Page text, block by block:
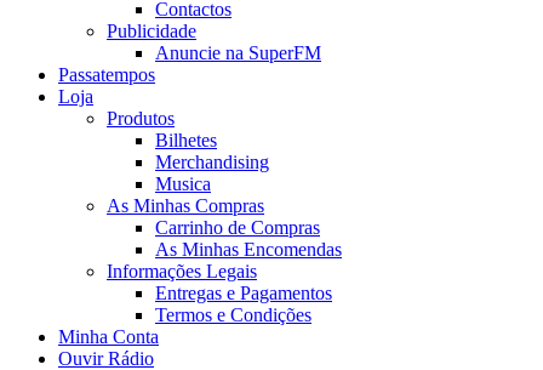
Contactos
Publicidade
Anuncie na SuperFM
Passatempos
Loja
Produtos
Bilhetes
Merchandising
Musica
As Minhas Compras
Carrinho de Compras
As Minhas Encomendas
Informações Legais
Entregas e Pagamentos
Termos e Condições
Minha Conta
Ouvir Rádio